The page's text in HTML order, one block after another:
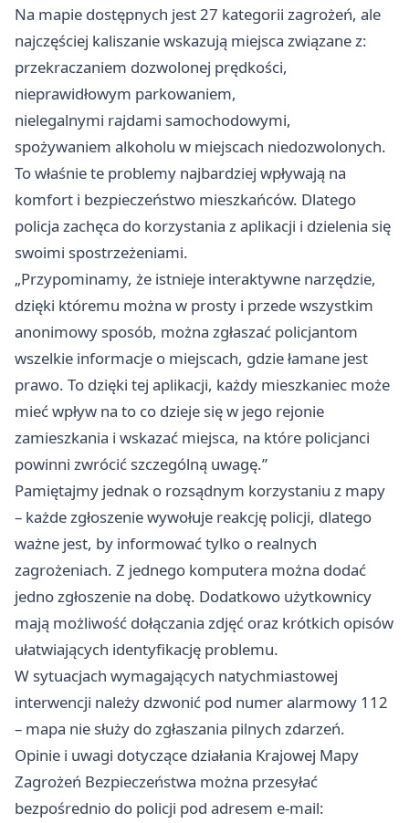
Na mapie dostępnych jest 27 kategorii zagrożeń, ale
najczęściej kaliszanie wskazują miejsca związane z:
przekraczaniem dozwolonej prędkości,
nieprawidłowym parkowaniem,
nielegalnymi rajdami samochodowymi,
spożywaniem alkoholu w miejscach niedozwolonych.
To właśnie te problemy najbardziej wpływają na
komfort i bezpieczeństwo mieszkańców. Dlatego
policja zachęca do korzystania z aplikacji i dzielenia się
swoimi spostrzeżeniami.
„Przypominamy, że istnieje interaktywne narzędzie,
dzięki któremu można w prosty i przede wszystkim
anonimowy sposób, można zgłaszać policjantom
wszelkie informacje o miejscach, gdzie łamane jest
prawo. To dzięki tej aplikacji, każdy mieszkaniec może
mieć wpływ na to co dzieje się w jego rejonie
zamieszkania i wskazać miejsca, na które policjanci
powinni zwrócić szczególną uwagę.”
Pamiętajmy jednak o rozsądnym korzystaniu z mapy
– każde zgłoszenie wywołuje reakcję policji, dlatego
ważne jest, by informować tylko o realnych
zagrożeniach. Z jednego komputera można dodać
jedno zgłoszenie na dobę. Dodatkowo użytkownicy
mają możliwość dołączania zdjęć oraz krótkich opisów
ułatwiających identyfikację problemu.
W sytuacjach wymagających natychmiastowej
interwencji należy dzwonić pod numer alarmowy 112
– mapa nie służy do zgłaszania pilnych zdarzeń.
Opinie i uwagi dotyczące działania Krajowej Mapy
Zagrożeń Bezpieczeństwa można przesyłać
bezpośrednio do policji pod adresem e-mail: